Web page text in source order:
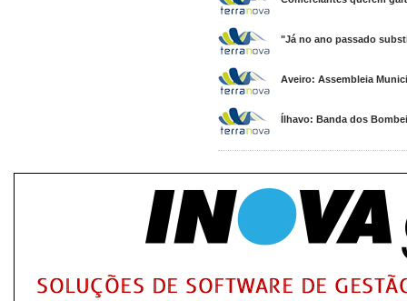
"Já no ano passado
Aveiro: Assembleia
Ílhavo: Banda dos